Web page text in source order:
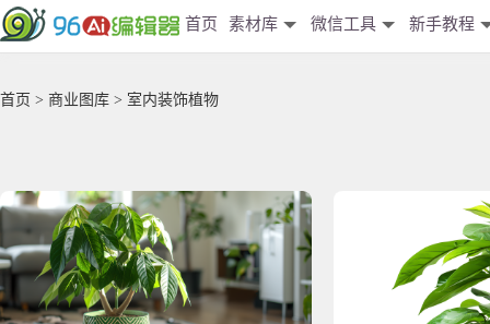
首页 素材库 微信工具 新手教程
首页 > 商业图库 > 室内装饰植物